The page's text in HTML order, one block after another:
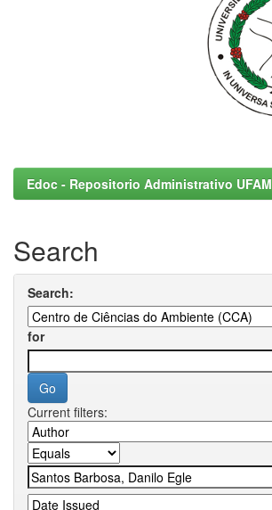
Edoc - Repositorio Administrativo UFAM
Search
Search:
for
Current filters: